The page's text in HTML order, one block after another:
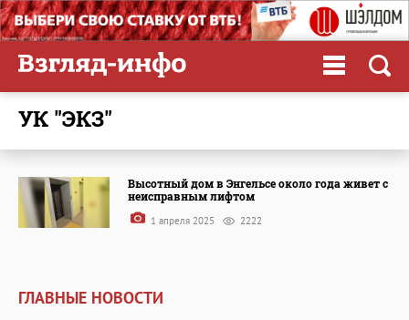
УК "ЭКЗ"
Высотный дом в Энгельсе около года живет с
неисправным лифтом
1 апреля 2025 2222
ГЛАВНЫЕ НОВОСТИ